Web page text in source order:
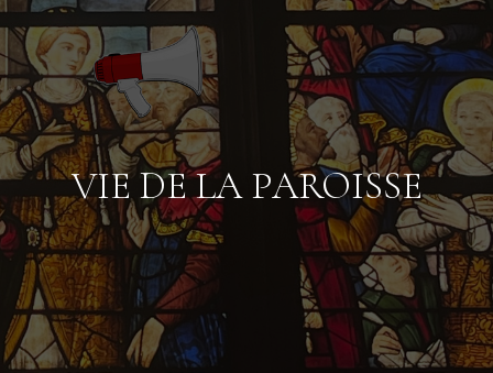
VIE DE LA PAROISSE